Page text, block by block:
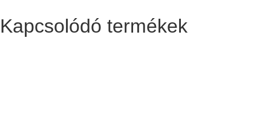
Kapcsolódó termékek